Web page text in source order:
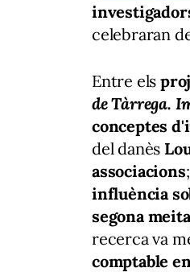
celebraran
Entre els
de Tàrrega.
conceptes
del danès
associacions;
influència
segona
recerca va
comptable